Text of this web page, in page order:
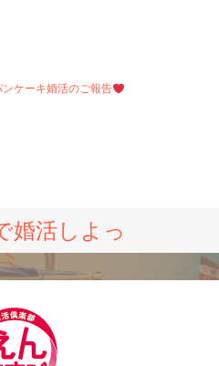
ンケーキ婚活のご報告
婚活しよっ